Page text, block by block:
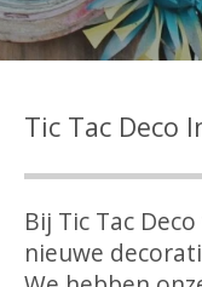
Tic Tac Deco
Bij Tic Tac
nieuwe